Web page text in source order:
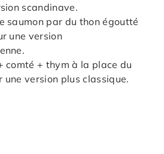
scandinave.
saumon par du thon égoutté
une version
comté + thym à la place du
une version plus classique.